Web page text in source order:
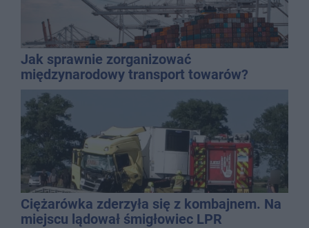
Jak sprawnie zorganizować
międzynarodowy transport towarów?
Ciężarówka zderzyła się z kombajnem. Na
miejscu lądował śmigłowiec LPR